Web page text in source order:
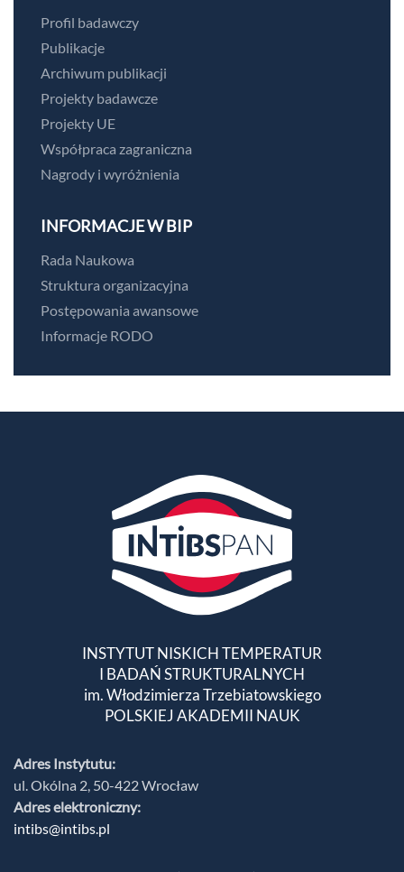
Profil badawczy
Publikacje
Archiwum publikacji
Projekty badawcze
Projekty UE
Współpraca zagraniczna
Nagrody i wyróżnienia
INFORMACJE W BIP
Rada Naukowa
Struktura organizacyjna
Postępowania awansowe
Informacje RODO
INSTYTUT NISKICH TEMPERATUR
I BADAŃ STRUKTURALNYCH
im. Włodzimierza Trzebiatowskiego
POLSKIEJ AKADEMII NAUK
Adres Instytutu:
ul. Okólna 2, 50-422 Wrocław
Adres elektroniczny:
intibs@intibs.pl